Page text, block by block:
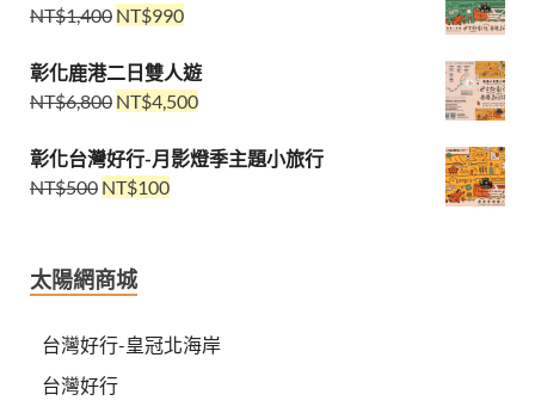
NT$1,400 NT$990
彰化鹿港二日雙人遊
NT$6,800 NT$4,500
彰化台灣好行-月影燈季主題小旅行
NT$500 NT$100
太陽網商城
台灣好行-皇冠北海岸
台灣好行